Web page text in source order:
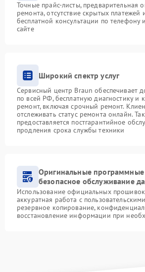
Точные прайс-листы, предварительная
ремонта, отсутствие скрытых платежей
бесплатной консультации по телефону
сайте
Широкий спектр услуг
Сервисный центр Braun обеспечивает
по всей РФ, бесплатную диагностику и
ремонт, включая срочный ремонт.
отслеживать статус ремонта онлайн.
предоставляется постгарантийное
продления срока службы техники
Оригинальные
безопасное обслуживание
Использование официальных
аккуратная работа с
резервное копирование,
восстановление информации при